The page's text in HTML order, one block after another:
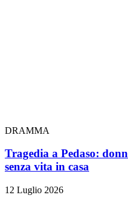
DRAMMA
Tragedia a Pedaso:
senza vita in casa
12 Luglio 2026